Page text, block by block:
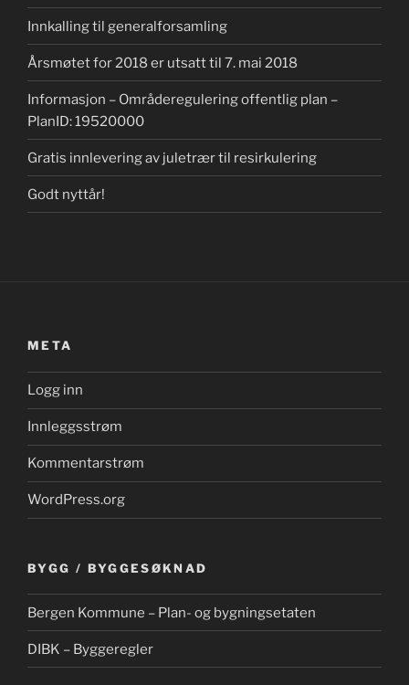
Innkalling til generalforsamling
Årsmøtet for 2018 er utsatt til 7. mai 2018
Informasjon – Områderegulering offentlig plan –
PlanID: 19520000
Gratis innlevering av juletrær til resirkulering
Godt nyttår!
META
Logg inn
Innleggsstrøm
Kommentarstrøm
WordPress.org
BYGG / BYGGESØKNAD
Bergen Kommune – Plan- og bygningsetaten
DIBK – Byggeregler